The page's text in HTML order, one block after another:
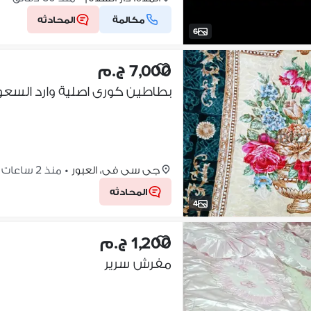
6
مكالمة المحادثه
4
7,000 ج.م
بطاطين كورى اصلية وارد
جى سى فى، العبور • منذ 2 ساعات
المحادثه
1,200 ج.م
مفرش سرير